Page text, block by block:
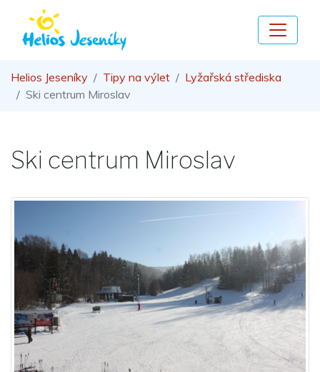
Helios Jeseníky Tipy na výlet
Lyžařská střediska
Ski centrum Miroslav
Ski centrum Miroslav